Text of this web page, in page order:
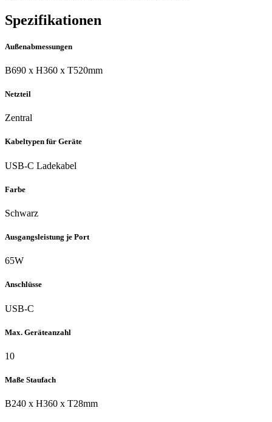
Spezifikationen
Außenabmessungen
B690 x H360 x T520mm
Netzteil
Zentral
Kabeltypen für Geräte
USB-C Ladekabel
Farbe
Schwarz
Ausgangsleistung je Port
65W
Anschlüsse
USB-C
Max. Geräteanzahl
10
Maße Staufach
B240 x H360 x T28mm